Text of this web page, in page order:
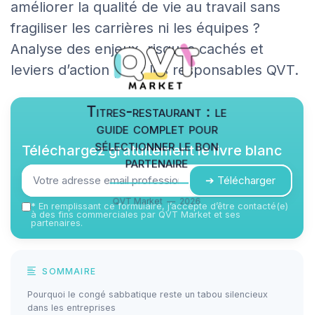
améliorer la qualité de vie au travail sans
fragiliser les carrières ni les équipes ?
Analyse des enjeux, risques cachés et
leviers d’action pour les responsables QVT.
Titres-restaurant : le
guide complet pour
sélectionner le bon
partenaire
QVT Market — 2026
Téléchargez gratuitement le livre blanc
➔ Télécharger
* En remplissant ce formulaire, j’accepte d’être contacté(e)
à des fins commerciales par QVT Market et ses
partenaires.
SOMMAIRE
Pourquoi le congé sabbatique reste un tabou silencieux
dans les entreprises